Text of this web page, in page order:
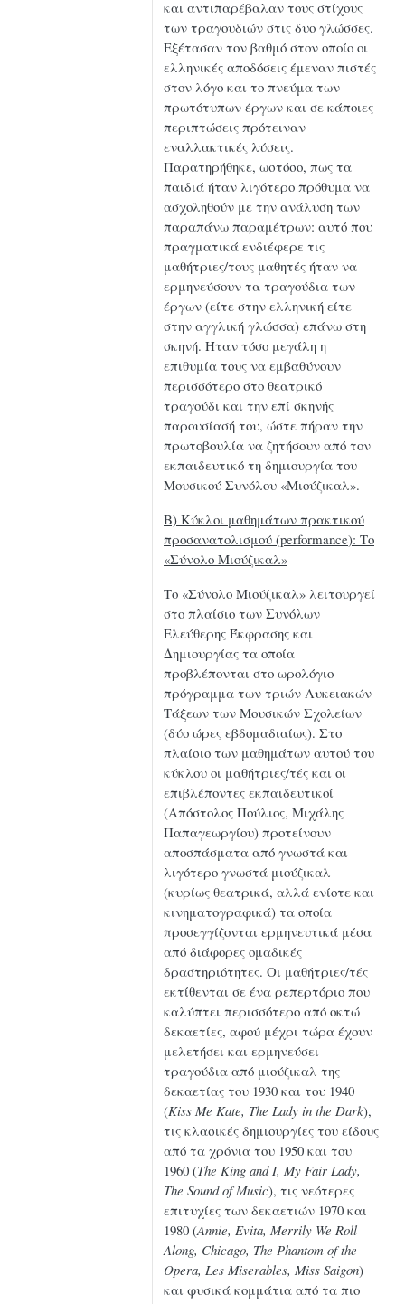
και αντιπαρέβαλαν τους στίχους
των τραγουδιών στις δυο γλώσσες.
Εξέτασαν τον βαθμό στον οποίο οι
ελληνικές αποδόσεις έμεναν πιστές
στον λόγο και το πνεύμα των
πρωτότυπων έργων και σε κάποιες
περιπτώσεις πρότειναν
εναλλακτικές λύσεις.
Παρατηρήθηκε, ωστόσο, πως τα
παιδιά ήταν λιγότερο πρόθυμα να
ασχοληθούν με την ανάλυση των
παραπάνω παραμέτρων: αυτό που
πραγματικά ενδιέφερε τις
μαθήτριες/τους μαθητές ήταν να
ερμηνεύσουν τα τραγούδια των
έργων (είτε στην ελληνική είτε
στην αγγλική γλώσσα) επάνω στη
σκηνή. Ήταν τόσο μεγάλη η
επιθυμία τους να εμβαθύνουν
περισσότερο στο θεατρικό
τραγούδι και την επί σκηνής
παρουσίασή του, ώστε πήραν την
πρωτοβουλία να ζητήσουν από τον
εκπαιδευτικό τη δημιουργία του
Μουσικού Συνόλου «Μιούζικαλ».
Β) Κύκλοι μαθημάτων πρακτικού
προσανατολισμού (performance): Το
«Σύνολο Μιούζικαλ»
Το «Σύνολο Μιούζικαλ» λειτουργεί
στο πλαίσιο των Συνόλων
Ελεύθερης Έκφρασης και
Δημιουργίας τα οποία
προβλέπονται στο ωρολόγιο
πρόγραμμα των τριών Λυκειακών
Τάξεων των Μουσικών Σχολείων
(δύο ώρες εβδομαδιαίως). Στο
πλαίσιο των μαθημάτων αυτού του
κύκλου οι μαθήτριες/τές και οι
επιβλέποντες εκπαιδευτικοί
(Απόστολος Πούλιος, Μιχάλης
Παπαγεωργίου) προτείνουν
αποσπάσματα από γνωστά και
λιγότερο γνωστά μιούζικαλ
(κυρίως θεατρικά, αλλά ενίοτε και
κινηματογραφικά) τα οποία
προσεγγίζονται ερμηνευτικά μέσα
από διάφορες ομαδικές
δραστηριότητες. Οι μαθήτριες/τές
εκτίθενται σε ένα ρεπερτόριο που
καλύπτει περισσότερο από οκτώ
δεκαετίες, αφού μέχρι τώρα έχουν
μελετήσει και ερμηνεύσει
τραγούδια από μιούζικαλ της
δεκαετίας του 1930 και του 1940
(Kiss Me Kate, The Lady in the Dark),
τις κλασικές δημιουργίες του είδους
από τα χρόνια του 1950 και του
1960 (The King and I, My Fair Lady,
The Sound of Music), τις νεότερες
επιτυχίες των δεκαετιών 1970 και
1980 (Annie, Evita, Merrily We Roll
Along, Chicago, The Phantom of the
Opera, Les Miserables, Miss Saigon)
και φυσικά κομμάτια από τα πιο